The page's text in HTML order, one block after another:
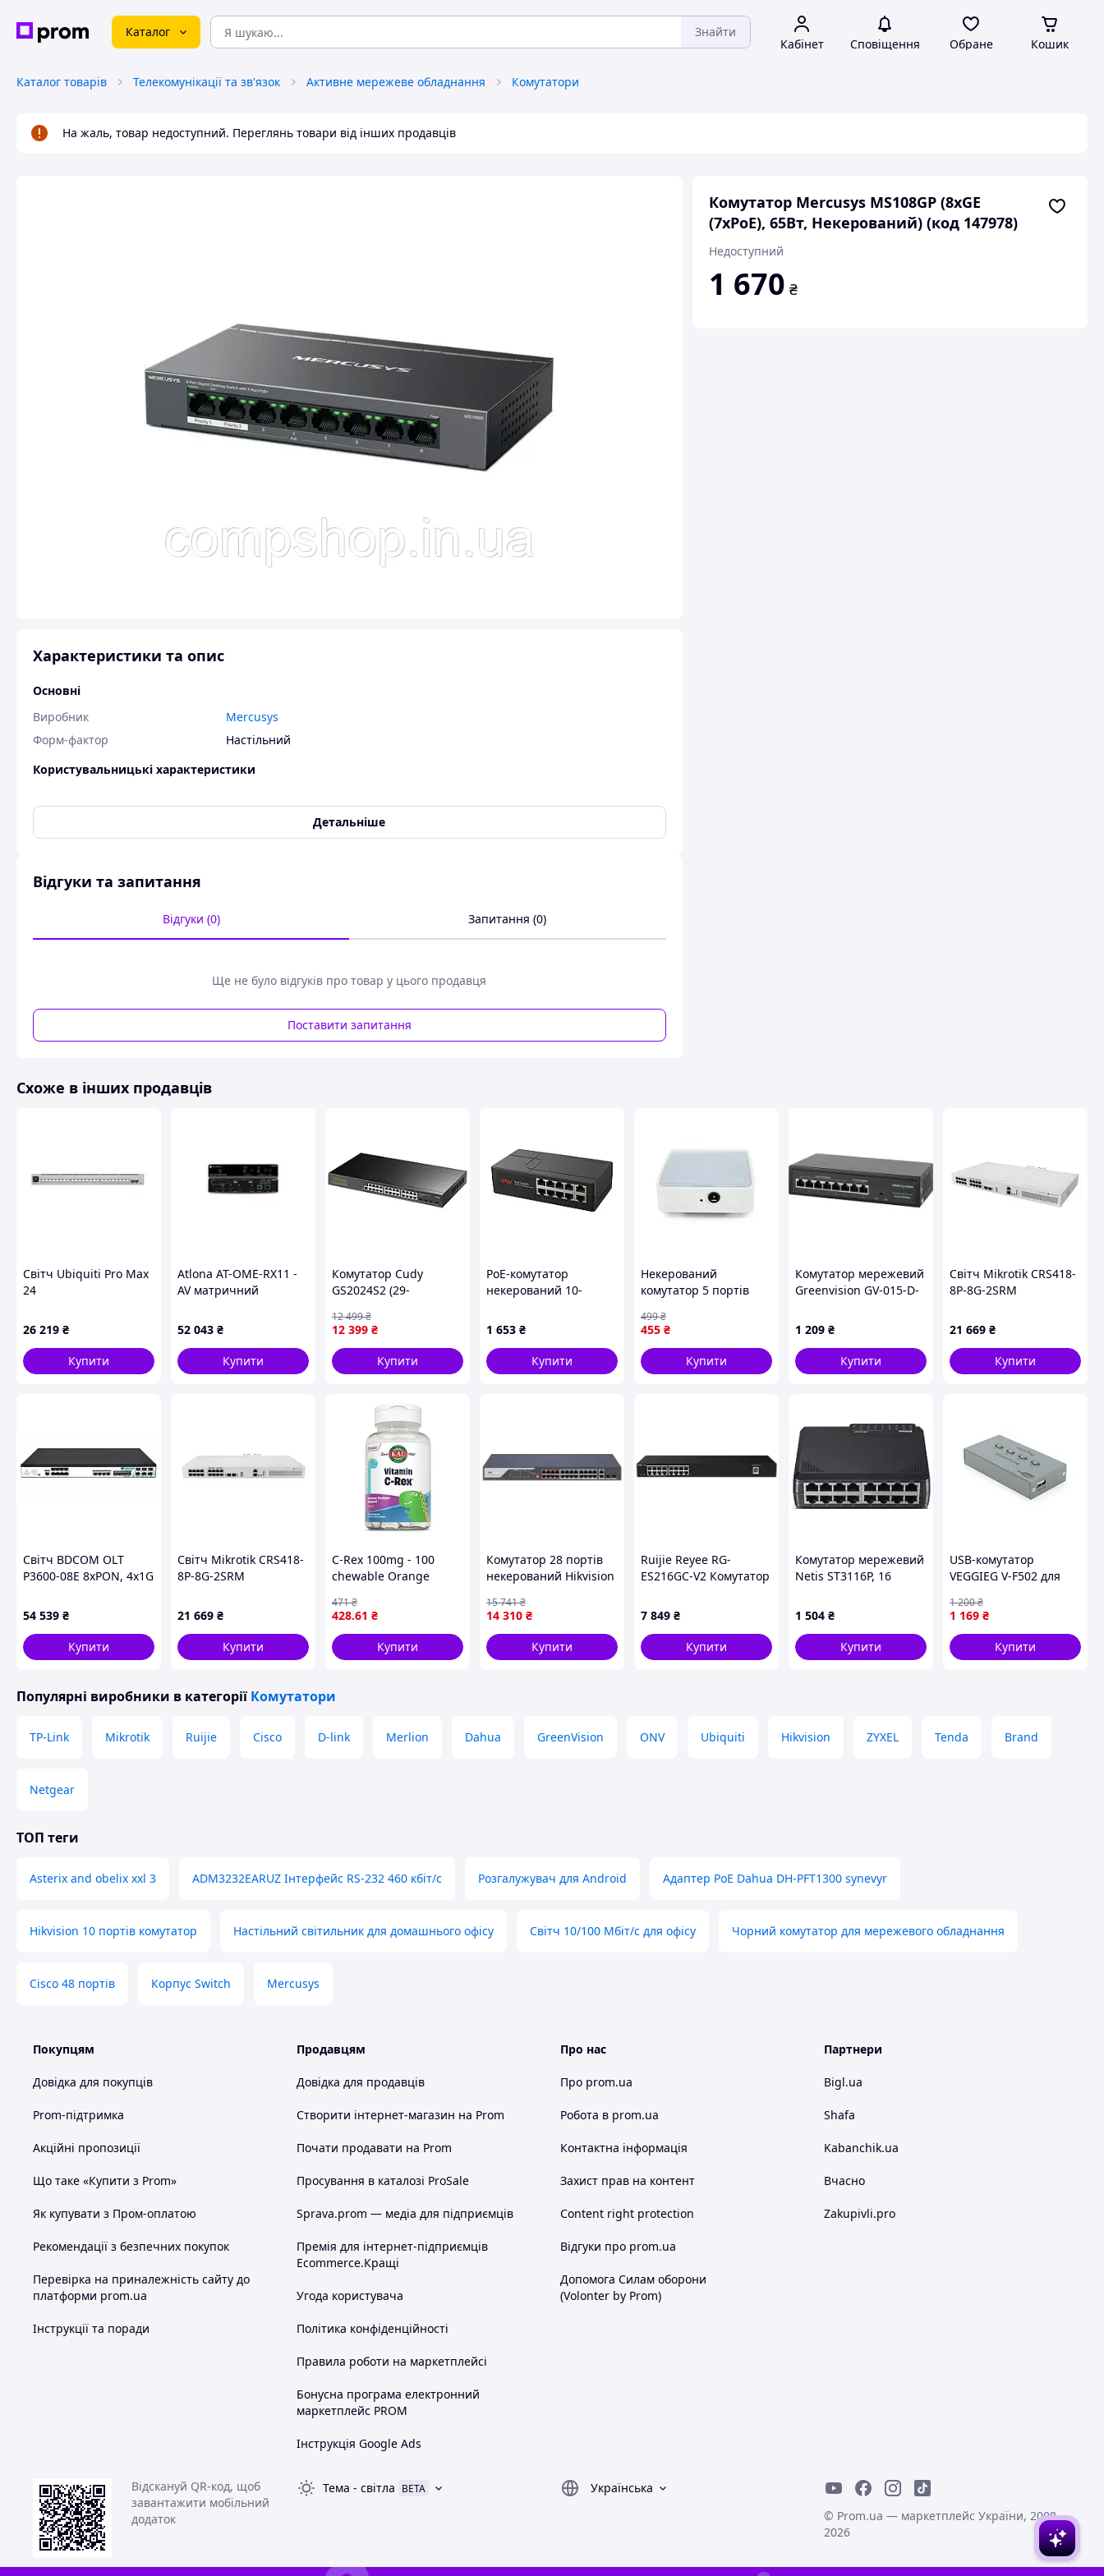
Каталог Знайти
Кабінет Сповіщення Обране Кошик
Каталог товарів Телекомунікації та зв'язок Активне мережеве обладнання Комутатори
На жаль, товар недоступний. Переглянь товари від інших продавців
Комутатор Mercusys MS108GP (8xGE
(7xPoE), 65Вт, Некерований) (код 147978)
Недоступний
1 670 ₴
Характеристики та опис
Основні
Виробник
Mercusys
Форм-фактор
Настільний
Користувальницькі характеристики
Країна-виробник товару
Китай
Тип
Детальніше
Відгуки та запитання
Відгуки (0) Запитання (0)
Ще не було відгуків про товар у цього продавця
Поставити запитання
Схоже в інших продавців
Світч Ubiquiti Pro Max
24
26 219 ₴
Купити
Atlona AT-OME-RX11 -
AV матричний
пікселів (ATOMEMS42)
»
52 043 ₴
Купити
Комутатор Cudy
GS2024S2 (29-
керований L2 Vmarket
12 399 ₴
12 499₴
Купити
PoE-комутатор
некерований 10-
H1108PGBES з 8
портами PoE (73-
00072)
1 653 ₴
Купити
Некерований
комутатор 5 портів
с пластик
455 ₴
499₴
Купити
Комутатор мережевий
Greenvision GV-015-D-
1 209 ₴
Купити
Світч Mikrotik CRS418-
8P-8G-2SRM
21 669 ₴
Купити
Світч BDCOM OLT
P3600-08E 8xPON, 4x1G
6x10G/1G SFP+, AC220V
54 539 ₴
Купити
Світч Mikrotik CRS418-
8P-8G-2SRM
21 669 ₴
Купити
C-Rex 100mg - 100
chewable Orange
428.61 ₴
471₴
Купити
Комутатор 28 портів
некерований Hikvision
99-0-VO
14 310 ₴
15 741₴
Купити
Ruijie Reyee RG-
ES216GC-V2 Комутатор
7 849 ₴
Купити
Комутатор мережевий
Netis ST3116P, 16
1 504 ₴
Купити
USB-комутатор
VEGGIEG V-F502 для
1 169 ₴
1 200₴
Купити
Популярні виробники в категорії Комутатори
TP-Link Mikrotik Ruijie Cisco D-link Merlion Dahua GreenVision ONV Ubiquiti Hikvision ZYXEL Tenda Brand
Netgear
ТОП теги
Asterix and obelix xxl 3 ADM3232EARUZ Інтерфейс RS-232 460 кбіт/с Розгалужувач для Android Адаптер PoE Dahua DH-PFT1300 synevyr
Hikvision 10 портів комутатор Настільний світильник для домашнього офісу Світч 10/100 Мбіт/с для офісу Чорний комутатор для мережевого обладнання
Cisco 48 портів Корпус Switch Mercusys
Покупцям
Довідка для покупців
Prom-підтримка
Акційні пропозиції
Що таке «Купити з Prom»
Як купувати з Пром-оплатою
Рекомендації з безпечних покупок
Перевірка на приналежність сайту до
платформи prom.ua
Інструкції та поради
Продавцям
Довідка для продавців
Створити інтернет-магазин на Prom
Почати продавати на Prom
Просування в каталозі ProSale
Sprava.prom — медіа для підприємців
Премія для інтернет-підприємців
Ecommerce.Кращі
Угода користувача
Політика конфіденційності
Правила роботи на маркетплейсі
Бонусна програма електронний
маркетплейс PROM
Інструкція Google Ads
Про нас
Про prom.ua
Робота в prom.ua
Контактна інформація
Захист прав на контент
Content right protection
Відгуки про prom.ua
Допомога Силам оборони
(Volonter by Prom)
Партнери
Bigl.ua
Shafa
Kabanchik.ua
Вчасно
Zakupivli.pro
Відскануй QR-код, щоб
завантажити мобільний
додаток
Тема - світла BETA
Українська
© Prom.ua — маркетплейс України, 2008-
2026